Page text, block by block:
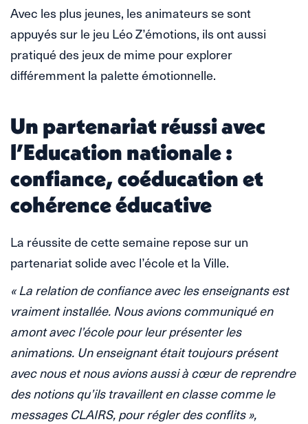
Avec les plus jeunes, les animateurs se sont
appuyés sur le jeu Léo Z’émotions, ils ont aussi
pratiqué des jeux de mime pour explorer
différemment la palette émotionnelle.
Un partenariat réussi avec
l’Education nationale :
confiance, coéducation et
cohérence éducative
La réussite de cette semaine repose sur un
partenariat solide avec l’école et la Ville.
« La relation de confiance avec les enseignants est
vraiment installée. Nous avions communiqué en
amont avec l’école pour leur présenter les
animations. Un enseignant était toujours présent
avec nous et nous avions aussi à cœur de reprendre
des notions qu’ils travaillent en classe comme le
messages CLAIRS, pour régler des conflits »,